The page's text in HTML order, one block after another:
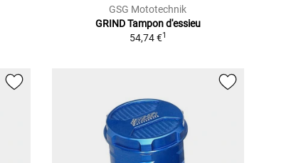
GSG Mototechnik
GRIND Tampon d'essieu
54,74 €1